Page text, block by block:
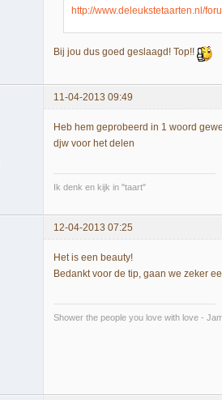
http://www.deleukstetaarten.nl/
Bij jou dus goed geslaagd! Top!!
11-04-2013 09:49
Heb hem geprobeerd in 1 woord
djw voor het delen
Ik denk en kijk in "taart"
12-04-2013 07:25
Het is een beauty!
Bedankt voor de tip, gaan we zeker
Shower the people you love with love -